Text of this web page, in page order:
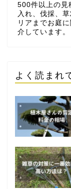
500件以上の見
入れ、伐採、
リアまでお庭
介しています。
よく読まれ